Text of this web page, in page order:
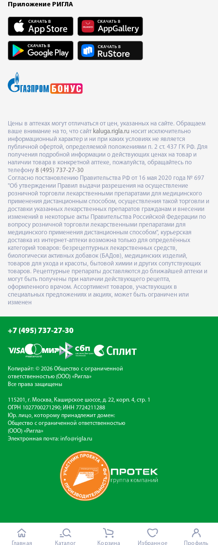
Приложение РИГЛА
Цены в аптеках могут отличаться от цен, указанных на сайте. Обращаем
ваше внимание на то, что сайт kaluga.rigla.ru носит исключительно
информационный характер и ни при каких условиях не является
публичной офертой, определяемой положениями п. 2 ст. 437 ГК РФ. Для
получения подробной информации о действующих ценах на товар и
наличии товара в конкретной аптеке, пожалуйста, обращайтесь по
телефону 8 (495) 737-27-30
Согласно постановлению Правительства РФ от 16 мая 2020 года № 697
"Об утверждении Правил выдачи разрешения на осуществление
розничной торговли лекарственными препаратами для медицинского
применения дистанционным способом, осуществления такой торговли и
доставки указанных лекарственных препаратов гражданам и внесении
изменений в некоторые акты Правительства Российской Федерации по
вопросу розничной торговли лекарственными препаратами для
медицинского применения дистанционным способом", курьерская
доставка из интернет-аптеки возможна только для определённых
категорий товаров: безрецептурных лекарственных средств,
биологически активных добавок (БАДов), медицинских изделий,
товаров для ухода и красоты, бытовой химии и других сопутствующих
товаров. Рецептурные препараты доставляются до ближайшей аптеки и
могут быть получены при наличии действующего рецепта,
оформленного врачом. Ассортимент товаров, участвующих в
специальных предложениях и акциях, может быть ограничен или
изменен
+7 (495) 737-27-30
Копирайт: © 2026 Общество с ограниченной
ответственностью (ООО) «Ригла»
Все права защищены
115201, г. Москва, Каширское шоссе, д. 22, корп. 4, стр. 1
ОГРН 1027700271290; ИНН 7724211288
Юр. лицо, которому принадлежит домен:
Общество с ограниченной ответственностью
(ООО) «Ригла»
Электронная почта: info@rigla.ru
Главная Каталог Корзина Избранное Профиль